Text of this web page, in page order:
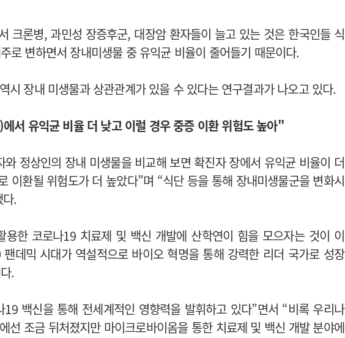
크론병, 과민성 장증후군, 대장암 환자들이 늘고 있는 것은 한국인들 식
로 변하면서 장내미생물 중 유익균 비율이 줄어들기 때문이다.
시 장내 미생물과 상관관계가 있을 수 있다는 연구결과가 나오고 있다.
서 유익균 비율 더 낮고 이럴 경우 중증 이환 위험도 높아"
정상인의 장내 미생물을 비교해 보면 확진자 장에서 유익균 비율이 더
이환될 위험도가 더 높았다”며 “식단 등을 통해 장내미생물군을 변화시
.
용한 코로나19 치료제 및 백신 개발에 산학연이 힘을 모으자는 것이 이
데믹 시대가 역설적으로 바이오 혁명을 통해 강력한 리더 국가로 성장
.
백신을 통해 전세계적인 영향력을 발휘하고 있다”면서 “비록 우리나
선 조금 뒤처졌지만 마이크로바이옴을 통한 치료제 및 백신 개발 분야에